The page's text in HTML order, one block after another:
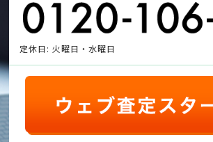
定休日: 火曜日・水曜日